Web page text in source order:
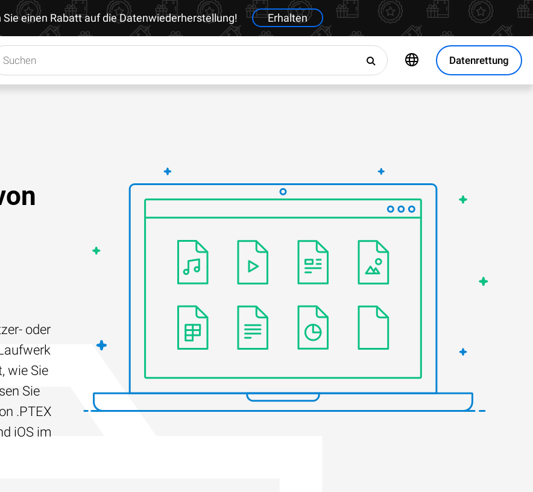
Sie einen Rabatt auf die Datenwiederherstellung! Erhalten
Datenrettung
oder
wie Sie
Sie
.PTEX
iOS im